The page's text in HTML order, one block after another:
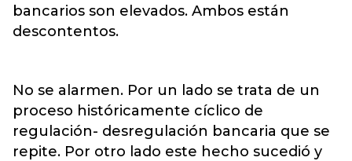
bancarios son elevados. Ambos están
descontentos.
No se alarmen. Por un lado se trata de un
proceso históricamente cíclico de
regulación- desregulación bancaria que se
repite. Por otro lado este hecho sucedió y